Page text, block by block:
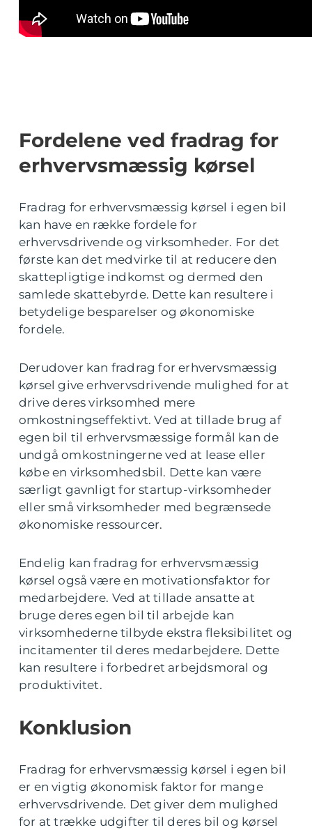
Fordelene ved fradrag for
erhvervsmæssig kørsel
Fradrag for erhvervsmæssig kørsel i egen bil
kan have en række fordele for
erhvervsdrivende og virksomheder. For det
første kan det medvirke til at reducere den
skattepligtige indkomst og dermed den
samlede skattebyrde. Dette kan resultere i
betydelige besparelser og økonomiske
fordele.
Derudover kan fradrag for erhvervsmæssig
kørsel give erhvervsdrivende mulighed for at
drive deres virksomhed mere
omkostningseffektivt. Ved at tillade brug af
egen bil til erhvervsmæssige formål kan de
undgå omkostningerne ved at lease eller
købe en virksomhedsbil. Dette kan være
særligt gavnligt for startup-virksomheder
eller små virksomheder med begrænsede
økonomiske ressourcer.
Endelig kan fradrag for erhvervsmæssig
kørsel også være en motivationsfaktor for
medarbejdere. Ved at tillade ansatte at
bruge deres egen bil til arbejde kan
virksomhederne tilbyde ekstra fleksibilitet og
incitamenter til deres medarbejdere. Dette
kan resultere i forbedret arbejdsmoral og
produktivitet.
Konklusion
Fradrag for erhvervsmæssig kørsel i egen bil
er en vigtig økonomisk faktor for mange
erhvervsdrivende. Det giver dem mulighed
for at trække udgifter til deres bil og kørsel